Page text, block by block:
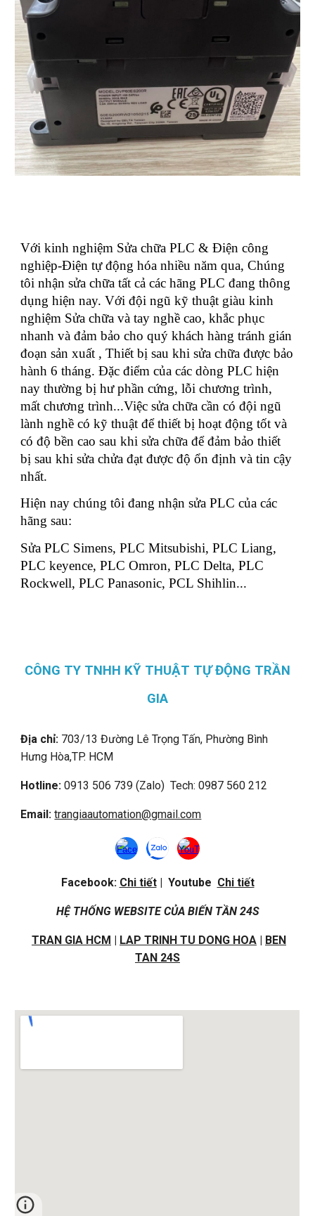
Với kinh nghiệm Sửa chữa PLC & Điện công
nghiệp-Điện tự động hóa nhiều năm qua, Chúng
tôi nhận sửa chữa tất cả các hãng PLC đang thông
dụng hiện nay. Với đội ngũ kỹ thuật giàu kinh
nghiệm Sửa chữa và tay nghề cao, khắc phục
nhanh và đảm bảo cho quý khách hàng tránh gián
đoạn sản xuất , Thiết bị sau khi sửa chữa được bảo
hành 6 tháng. Đặc điểm của các dòng PLC hiện
nay thường bị hư phần cứng, lỗi chương trình,
mất chương trình...Việc sửa chữa cần có đội ngũ
lành nghề có kỹ thuật để thiết bị hoạt động tốt và
có độ bền cao sau khi sửa chữa để đảm bảo thiết
bị sau khi sửa chửa đạt được độ ổn định và tin cậy
nhất.
Hiện nay chúng tôi đang nhận sửa PLC của các
hãng sau:
Sửa PLC Simens, PLC Mitsubishi, PLC Liang,
PLC keyence, PLC Omron, PLC Delta, PLC
Rockwell, PLC Panasonic, PCL Shihlin...
CÔNG TY TNHH KỸ THUẬT TỰ ĐỘNG TRẦN
GIA
Địa chỉ: 703/13 Đường Lê Trọng Tấn, Phường Bình
Hưng Hòa,TP. HCM
Hotline: 0913 506 739 (Zalo) Tech: 0987 560 212
Email:trangiaautomation@gmail.com
Facebook: Chi tiết| Youtube Chi tiết
HỆ THỐNG WEBSITE CỦA BIẾN TẦN 24S
TRAN GIA HCM | LAP TRINH TU DONG HOA | BEN
TAN 24S